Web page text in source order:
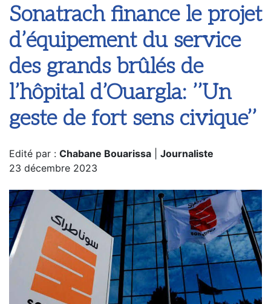
Sonatrach finance le projet
d’équipement du service
des grands brûlés de
l’hôpital d’Ouargla: ’’Un
geste de fort sens civique’’
Edité par : Chabane Bouarissa
Journaliste
23 décembre 2023